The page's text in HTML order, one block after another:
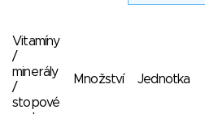
Vitamíny
/
minerály
/
stopové
Množství Jednotka